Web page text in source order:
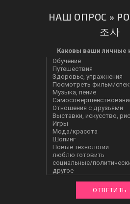
НАШ ОПРОС »
조사
Каковы ваши личные